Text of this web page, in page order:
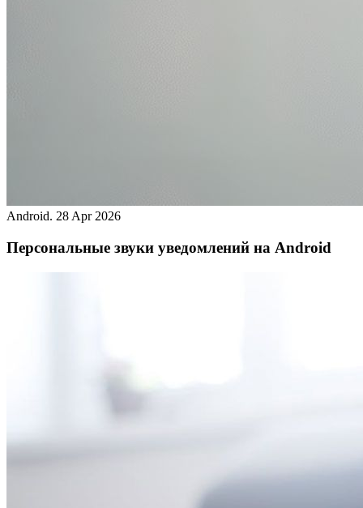
Android. 28 Apr 2026
Персональные звуки уведомлений на Android